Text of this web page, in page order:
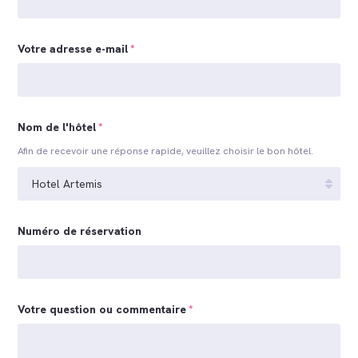
Votre adresse e-mail*
Nom de l'hôtel*
Afin de recevoir une réponse rapide, veuillez choisir le bon hôtel.
Numéro de réservation
Votre question ou commentaire*